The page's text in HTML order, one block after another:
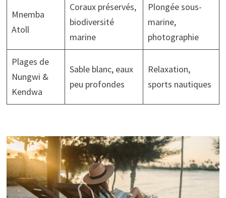
Mnemba
Atoll
Coraux préservés,
biodiversité
marine
Plongée sous-
marine,
photographie
Plages de
Nungwi &
Kendwa
Sable blanc, eaux
peu profondes
Relaxation,
sports nautiques